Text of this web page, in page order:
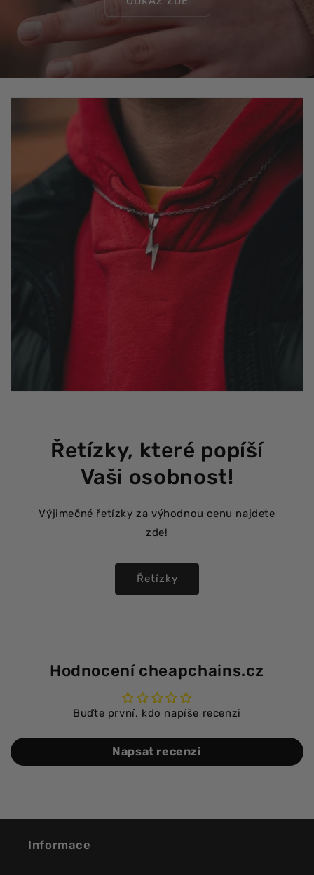
Řetízky, které popíší
Vaši osobnost!
Výjimečné řetízky za výhodnou cenu najdete
zde!
Řetízky
Hodnocení cheapchains.cz
Buďte první, kdo napíše recenzi
Napsat recenzi
Informace